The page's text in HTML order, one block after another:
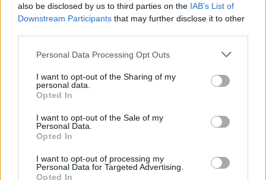
also be disclosed by us to third parties on the IAB’s List of
Downstream Participants that may further disclose it to other
Please note that this website/app uses one or more Google
not limited to your visit or usage behaviour. You may click to
grant or deny consent to Google and its third-party tags to
use your data for below specified purposes in below Google
consent section.
Personal Data Processing Opt Outs
I want to opt-out of the Sharing of my
personal data.
Opted In
I want to opt-out of the Sale of my
Personal Data.
Opted In
I want to opt-out of processing my
Personal Data for Targeted Advertising.
Opted In